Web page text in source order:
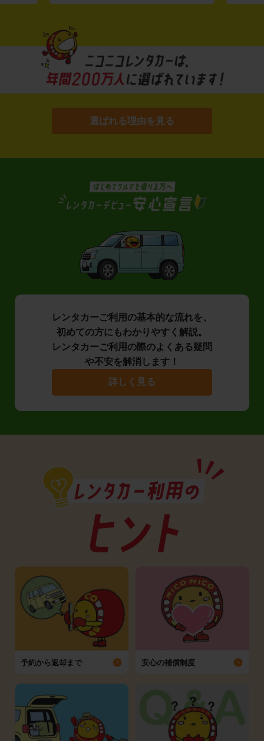
選ばれる理由を見る
レンタカーご利用の基本的な流れを、
初めての方にもわかりやすく解説。
レンタカーご利用の際のよくある疑問
や不安を解消します！
詳しく見る
予約から返却まで 安心の補償制度